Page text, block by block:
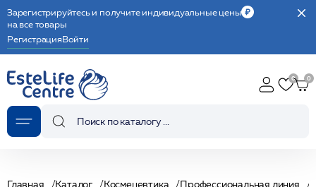
Зарегистрируйтесь и получите индивидуальные цены
на все товары
РегистрацияВойти
Главная Каталог Космецевтика Профессиональная линия